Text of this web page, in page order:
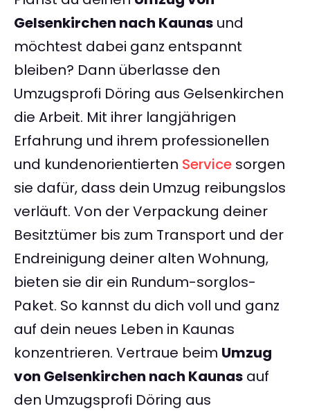
Gelsenkirchen nach Kaunas und
möchtest dabei ganz entspannt
bleiben? Dann überlasse den
Umzugsprofi Döring aus Gelsenkirchen
die Arbeit. Mit ihrer langjährigen
Erfahrung und ihrem professionellen
und kundenorientierten Service sorgen
sie dafür, dass dein Umzug reibungslos
verläuft. Von der Verpackung deiner
Besitztümer bis zum Transport und der
Endreinigung deiner alten Wohnung,
bieten sie dir ein Rundum-sorglos-
Paket. So kannst du dich voll und ganz
auf dein neues Leben in Kaunas
konzentrieren. Vertraue beim Umzug
von Gelsenkirchen nach Kaunas auf
den Umzugsprofi Döring aus